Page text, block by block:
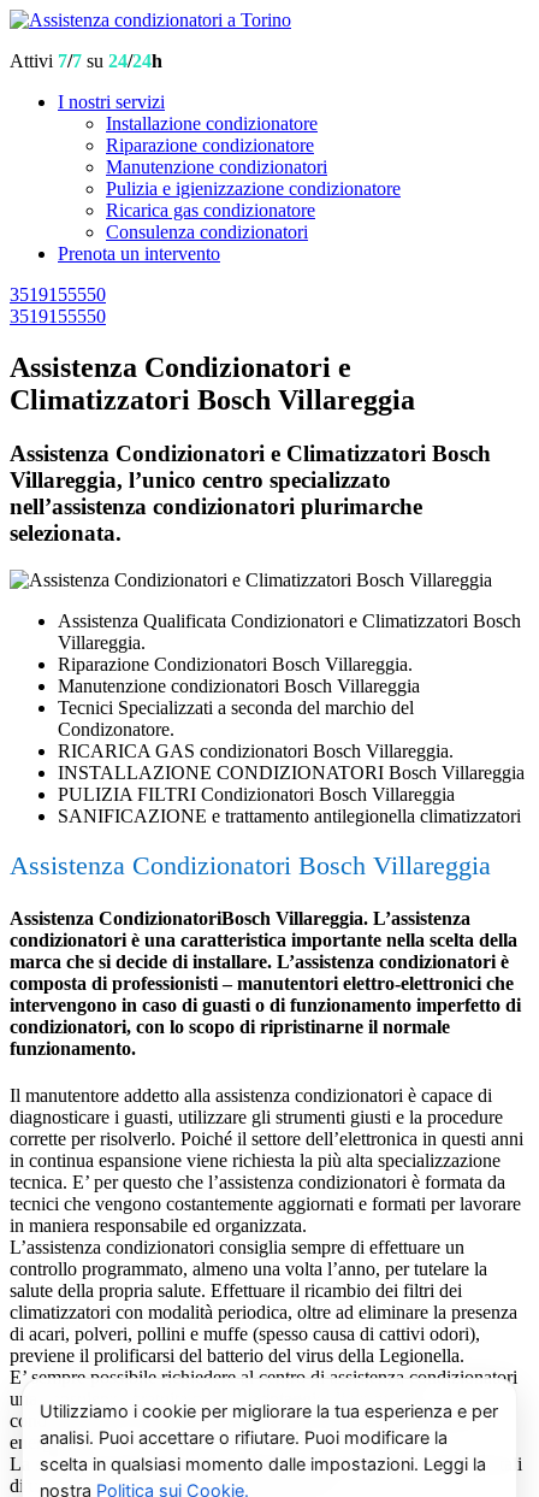
Attivi 7/7 su 24/24h
I nostri servizi
Installazione condizionatore
Riparazione condizionatore
Manutenzione condizionatori
Pulizia e igienizzazione condizionatore
Ricarica gas condizionatore
Consulenza condizionatori
Prenota un intervento
3519155550
3519155550
Assistenza Condizionatori e
Climatizzatori Bosch Villareggia
Assistenza Condizionatori e Climatizzatori Bosch
Villareggia, l’unico centro specializzato
nell’assistenza condizionatori plurimarche
selezionata.
Assistenza Qualificata Condizionatori e Climatizzatori Bosch
Villareggia.
Riparazione Condizionatori Bosch Villareggia.
Manutenzione condizionatori Bosch Villareggia
Tecnici Specializzati a seconda del marchio del
Condizonatore.
RICARICA GAS condizionatori Bosch Villareggia.
INSTALLAZIONE CONDIZIONATORI Bosch Villareggia
PULIZIA FILTRI Condizionatori Bosch Villareggia
SANIFICAZIONE e trattamento antilegionella climatizzatori
Assistenza Condizionatori Bosch Villareggia
Assistenza CondizionatoriBosch Villareggia. L’assistenza
condizionatori è una caratteristica importante nella scelta della
marca che si decide di installare. L’assistenza condizionatori è
composta di professionisti – manutentori elettro-elettronici che
intervengono in caso di guasti o di funzionamento imperfetto di
condizionatori, con lo scopo di ripristinarne il normale
funzionamento.
Il manutentore addetto alla assistenza condizionatori è capace di
diagnosticare i guasti, utilizzare gli strumenti giusti e la procedure
corrette per risolverlo. Poiché il settore dell’elettronica in questi anni
in continua espansione viene richiesta la più alta specializzazione
tecnica. E’ per questo che l’assistenza condizionatori è formata da
tecnici che vengono costantemente aggiornati e formati per lavorare
in maniera responsabile ed organizzata.
L’assistenza condizionatori consiglia sempre di effettuare un
controllo programmato, almeno una volta l’anno, per tutelare la
salute della propria salute. Effettuare il ricambio dei filtri dei
climatizzatori con modalità periodica, oltre ad eliminare la presenza
di acari, polveri, pollini e muffe (spesso causa di cattivi odori),
previene il prolificarsi del batterio del virus della Legionella.
E’ sempre possibile richiedere al centro di assistenza condizionatori
una consulenza gratuita per un montaggio di un nuovo
condizionatore o sulle ultime normative in materia di risparmio
energetico.
La salute e il benessere sono quindi essere gli obiettivi fondamentali
di un addetto alla assistenza condizionatori.